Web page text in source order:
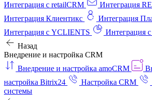
Интеграция с retailCRM
Интеграция
Интеграция Клиентикс
Интеграция
Интеграция с YCLIENTS
Интеграция
Назад
Внедрение и настройка CRM
Внедрение и настройка amoCRM
настройка Bitrix24
Настройка CRM
системы